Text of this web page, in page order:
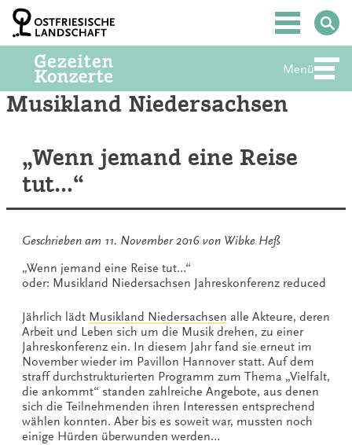
Zum
Inhalt
springen
Hauptmenü
Menü
Musikland Niedersachsen
„Wenn jemand eine Reise
tut…“
Geschrieben am 11. November 2016 von Wibke Heß
„Wenn jemand eine Reise tut…“
oder: Musikland Niedersachsen Jahreskonferenz reduced
Jährlich lädt Musikland Niedersachsen alle Akteure, deren
Arbeit und Leben sich um die Musik drehen, zu einer
Jahreskonferenz ein. In diesem Jahr fand sie erneut im
November wieder im Pavillon Hannover statt. Auf dem
straff durchstrukturierten Programm zum Thema „Vielfalt,
die ankommt“ standen zahlreiche Angebote, aus denen
sich die Teilnehmenden ihren Interessen entsprechend
wählen konnten. Aber bis es soweit war, mussten noch
einige Hürden überwunden werden…